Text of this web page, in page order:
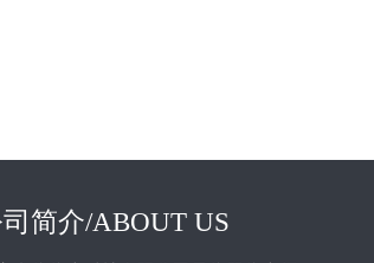
简介/ABOUT US